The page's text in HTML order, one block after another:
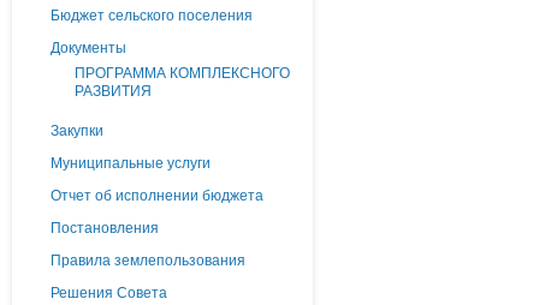
Бюджет сельского поселения
Документы
ПРОГРАММА КОМПЛЕКСНОГО
РАЗВИТИЯ
Закупки
Муниципальные услуги
Отчет об исполнении бюджета
Постановления
Правила землепользования
Решения Совета